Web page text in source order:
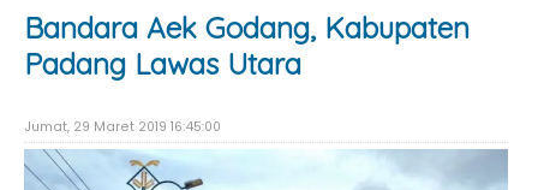
Bandara Aek Godang, Kabupaten
Padang Lawas Utara
Jumat, 29 Maret 2019 16:45:00